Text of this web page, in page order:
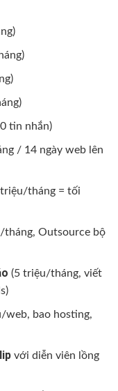
tin nhắn)
/ 14 ngày web lên
tháng = tối
tháng, Outsource bộ
(5 triệu/tháng, viết
web, bao hosting,
với diễn viên lồng